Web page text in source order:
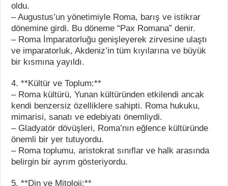
oldu.
– Augustus’un yönetimiyle Roma, barış ve istikrar
dönemine girdi. Bu döneme “Pax Romana” denir.
– Roma İmparatorluğu genişleyerek zirvesine ulaştı
ve imparatorluk, Akdeniz’in tüm kıyılarına ve büyük
bir kısmına yayıldı.
4. **Kültür ve Toplum:**
– Roma kültürü, Yunan kültüründen etkilendi ancak
kendi benzersiz özelliklere sahipti. Roma hukuku,
mimarisi, sanatı ve edebiyatı önemliydi.
– Gladyatör dövüşleri, Roma’nın eğlence kültüründe
önemli bir yer tutuyordu.
– Roma toplumu, aristokrat sınıflar ve halk arasında
belirgin bir ayrım gösteriyordu.
5. **Din ve Mitoloji:**